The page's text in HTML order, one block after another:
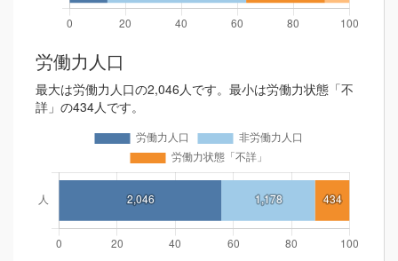
労働力人口
最大は労働力人口の2,046人です。最小は労働力状態「不
詳」の434人です。